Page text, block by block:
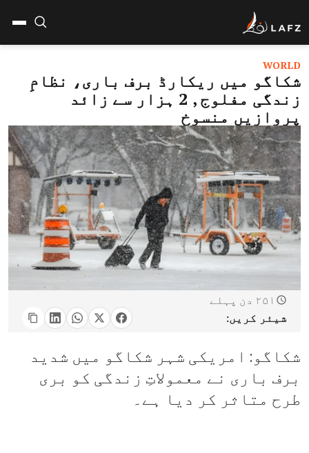
WORLD
شکاگو میں ریکارڈ برف باری، نظامِ
زندگی مفلوج , 2 ہزار سے زائد
پروازیں منسوخ
۲۵۱ دن پہلے
شیئر کریں:
شکاگو: امریکی شہر شکاگو میں شدید
برف باری نے معمولاتِ زندگی کو بری
طرح متاثر کر دیا ہے۔